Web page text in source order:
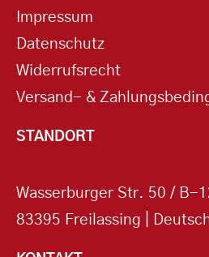
Impressum
Datenschutz
Widerrufsrecht
Versand- &
STANDORT
Wasserburger Str. 50 / B-
83395 Freilassing |